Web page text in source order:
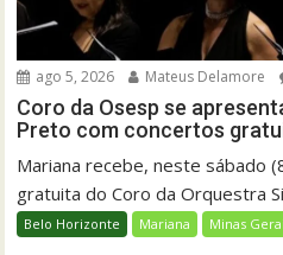
ago 5, 2026 Mateus Delamore
Coro da Osesp se
Preto com concertos
Mariana recebe, neste sábado
gratuita do Coro da Orquestra
Belo Horizonte Mariana Minas